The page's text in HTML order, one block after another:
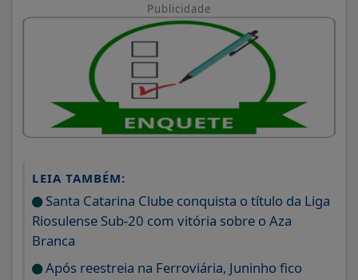
Publicidade
LEIA TAMBÉM:
Santa Catarina Clube conquista o título da Liga
Riosulense Sub-20 com vitória sobre o Aza
Branca
Após reestreia na Ferroviária, Juninho fico